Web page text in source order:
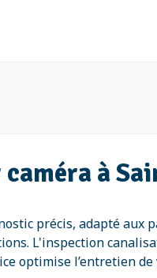
à
précis, adapté aux
L'inspection
optimise l’entretien